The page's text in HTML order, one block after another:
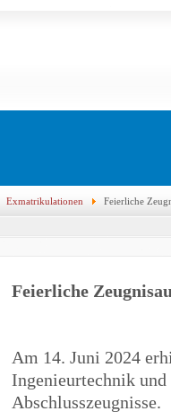
Exmatrikulationen Feierliche
Feierliche
Am 14. Juni 2024
Ingenieurtechnik und
Abschlusszeugnisse.